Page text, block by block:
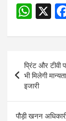
W
at
s
A
p
p
X
navigation
प्रिंट और टीवी
भी मिलेगी
इजारी
पौड़ी खनन